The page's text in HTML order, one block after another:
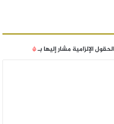
الحقول الإلزامية مشار إليها بـ*